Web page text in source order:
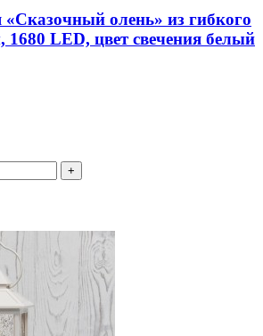
«Сказочный олень» из гибкого
1680 LED, цвет свечения белый